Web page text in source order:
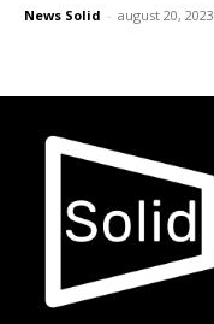
News Solid - august 20, 2023